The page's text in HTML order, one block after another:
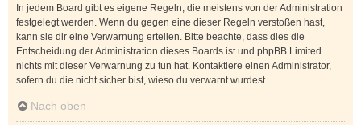
In jedem Board gibt es eigene Regeln, die meistens von der Administration
festgelegt werden. Wenn du gegen eine dieser Regeln verstoßen hast,
kann sie dir eine Verwarnung erteilen. Bitte beachte, dass dies die
Entscheidung der Administration dieses Boards ist und phpBB Limited
nichts mit dieser Verwarnung zu tun hat. Kontaktiere einen Administrator,
sofern du die nicht sicher bist, wieso du verwarnt wurdest.
Nach oben